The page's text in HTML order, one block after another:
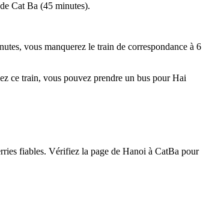
Cat Ba (45 minutes).
vous manquerez le train de correspondance à 6
ce train, vous pouvez prendre un bus pour Hai
fiables. Vérifiez la page de Hanoi à CatBa pour